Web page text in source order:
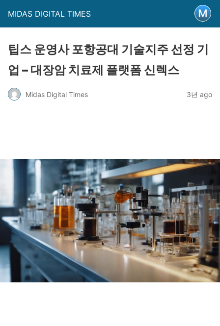
MIDAS DIGITAL TIMES
팁스 운영사 포항공대 기술지주 선정 기
업 – 대장암 치료제 플랫폼 신렉스
Midas Digital Times 3년 ago